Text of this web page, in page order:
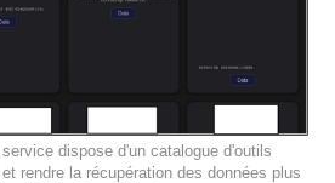
service dispose d'un catalogue d'outils
rendre la récupération des données plus